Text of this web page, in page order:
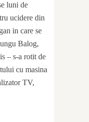
luni de
ucidere din
in care se
Balog,
– s-a rotit de
cu masina
TV,